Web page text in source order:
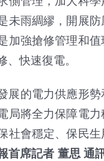
未雨綢繆，開展
加強搶修管理和
、快速復電。
展的電力供應形
局將全力保障電
社會穩定、保民生
首席記者 董思 通